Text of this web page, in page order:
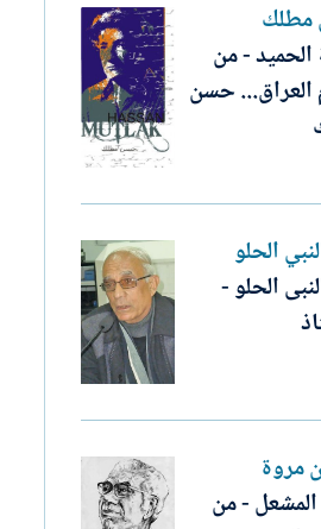
الحميد - من
العراق... حسن
الحلو
الحلو -
مروة
- من